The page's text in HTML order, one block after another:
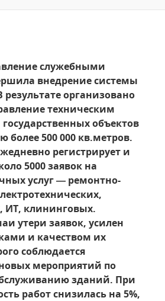
служебными
внедрение системы
организовано
техническим
объектов
500 000 кв.метров.
регистрирует и
5000 заявок на
услуг — ремонтно-
ИТ, клининговых.
утери заявок, усилен
и качеством их
соблюдается
мероприятий по
зданий. При
работ снизилась на 5%,